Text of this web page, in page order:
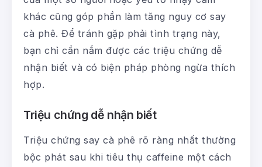
khác cũng góp phần làm tăng nguy cơ say
cà phê. Để tránh gặp phải tình trạng này,
bạn chỉ cần nắm được các triệu chứng dễ
nhận biết và có biện pháp phòng ngừa thích
hợp.
Triệu chứng dễ nhận biết
Triệu chứng say cà phê rõ ràng nhất thường
bộc phát sau khi tiêu thụ caffeine một cách